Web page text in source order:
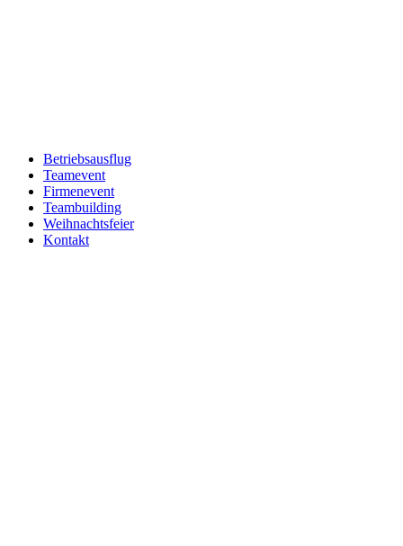
Betriebsausflug
Teamevent
Firmenevent
Teambuilding
Weihnachtsfeier
Kontakt